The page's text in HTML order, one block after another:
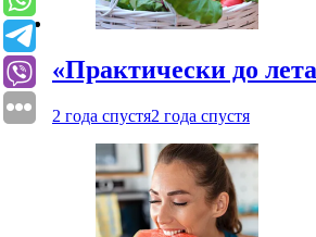
«Практически до
2 года спустя2 года спустя